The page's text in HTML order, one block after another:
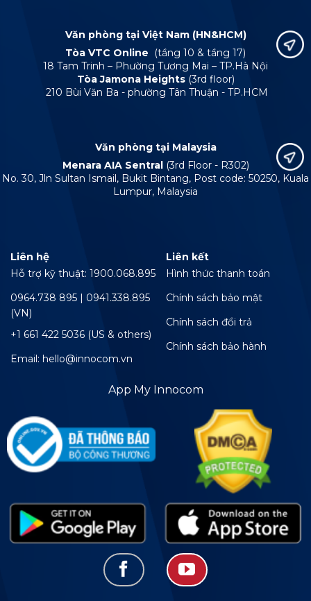
Văn phòng tại Việt Nam (HN&HCM)
Tòa VTC Online
(tầng 10 & tầng 17)
18 Tam Trinh – Phường Tương Mai – TP.Hà Nội
Tòa Jamona Heights (3rd floor)
210 Bùi Văn Ba - phường Tân Thuận - TP.HCM
Văn phòng tại Malaysia
Menara AIA Sentral (3rd Floor - R302)
No. 30, Jln Sultan Ismail, Bukit Bintang, Post code: 50250, Kuala
Lumpur, Malaysia
Liên hệ
Hỗ trợ kỹ thuật: 1900.068.895
0964.738 895 | 0941.338.895
(VN)
+1 661 422 5036 (US & others)
Email: hello@innocom.vn
Liên kết
Hình thức thanh toán
Chính sách bảo mật
Chính sách đổi trả
Chính sách bảo hành
App My Innocom